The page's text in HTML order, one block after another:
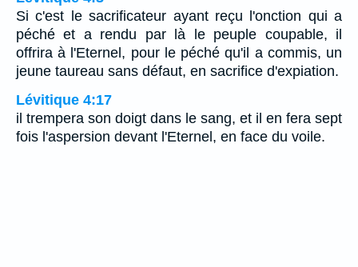
Si c'est le sacrificateur ayant reçu l'onction qui a
péché et a rendu par là le peuple coupable, il
offrira à l'Eternel, pour le péché qu'il a commis, un
jeune taureau sans défaut, en sacrifice d'expiation.
Lévitique 4:17
il trempera son doigt dans le sang, et il en fera sept
fois l'aspersion devant l'Eternel, en face du voile.